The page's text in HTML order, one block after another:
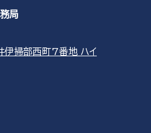
局
伊掃部西町7番地 ハイ